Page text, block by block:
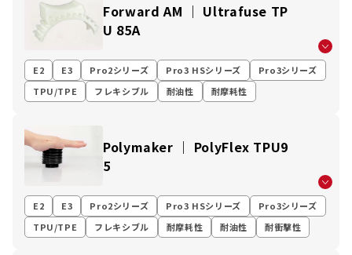
Forward AM ｜ Ultrafuse TP
U 85A
E2 E3 Pro2シリーズ Pro3 HSシリーズ
Pro3シリーズ
TPU/TPE
フレキシブル 耐油性 耐摩耗性
Polymaker ｜ PolyFlex TPU9
5
E2 E3 Pro2シリーズ Pro3 HSシリーズ
Pro3シリーズ
TPU/TPE
フレキシブル 耐摩耗性 耐油性 耐衝撃性